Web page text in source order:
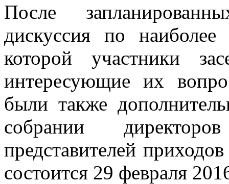
После
дискуссия по
которой участники
интересующие их
были также
собрании
представителей
состоится 29 февраля